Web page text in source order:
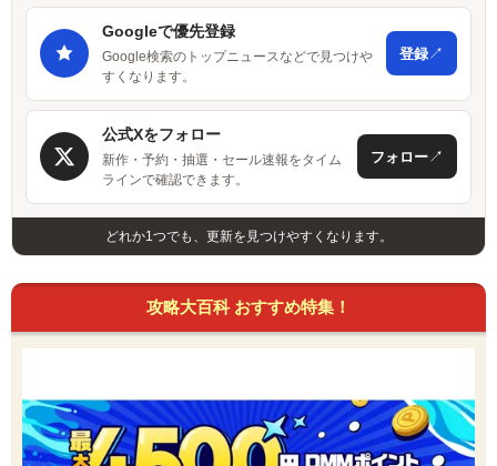
Googleで優先登録
Google検索のトップニュースなどで見つけや
すくなります。
登録↗
公式Xをフォロー
新作・予約・抽選・セール速報をタイム
ラインで確認できます。
フォロー↗
どれか1つでも、更新を見つけやすくなります。
攻略大百科 おすすめ特集！